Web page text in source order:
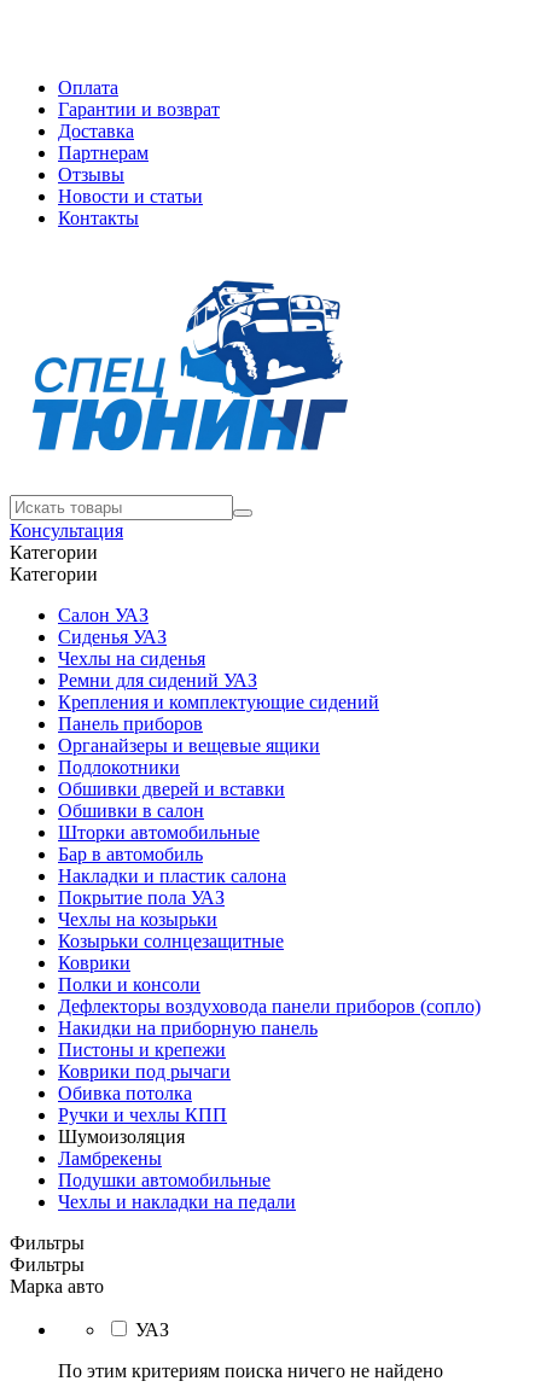
Оплата
Гарантии и возврат
Доставка
Партнерам
Отзывы
Новости и статьи
Контакты
Консультация
Категории
Категории
Салон УАЗ
Сиденья УАЗ
Чехлы на сиденья
Ремни для сидений УАЗ
Крепления и комплектующие сидений
Панель приборов
Органайзеры и вещевые ящики
Подлокотники
Обшивки дверей и вставки
Обшивки в салон
Шторки автомобильные
Бар в автомобиль
Накладки и пластик салона
Покрытие пола УАЗ
Чехлы на козырьки
Козырьки солнцезащитные
Коврики
Полки и консоли
Дефлекторы воздуховода панели приборов (сопло)
Накидки на приборную панель
Пистоны и крепежи
Коврики под рычаги
Обивка потолка
Ручки и чехлы КПП
Шумоизоляция
Ламбрекены
Подушки автомобильные
Чехлы и накладки на педали
Фильтры
Фильтры
Марка авто
УАЗ
По этим критериям поиска ничего не найдено